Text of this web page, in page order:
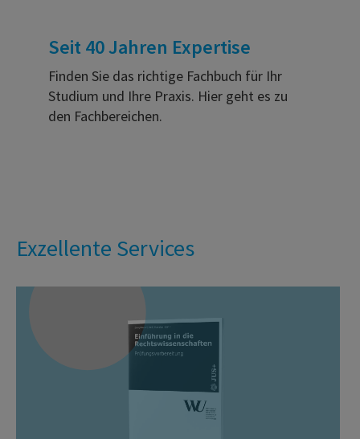
Seit 40 Jahren Expertise
Finden Sie das richtige Fachbuch für Ihr
Studium und Ihre Praxis. Hier geht es zu
den Fachbereichen.
Exzellente Services